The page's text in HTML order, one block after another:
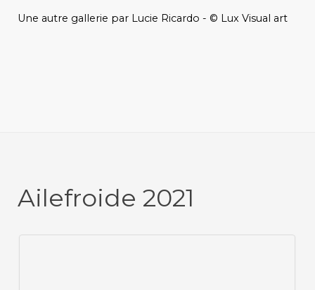
Une autre gallerie par Lucie Ricardo - © Lux Visual art
Ailefroide 2021